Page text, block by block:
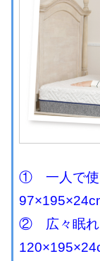
① 一人で使
② 広々眠れ